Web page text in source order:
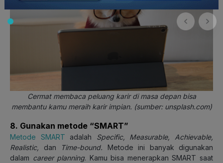
Cermat membaca peluang karir di masa depan bisa
membantu kamu meraih karir impian. (sumber: unsplash.com)
8. Gunakan metode “SMART”
Metode SMART adalah Specific, Measurable, Achievable,
Realistic, dan Time-bound. Metode ini banyak digunakan
dalam career planning. Kamu bisa menerapkan SMART saat